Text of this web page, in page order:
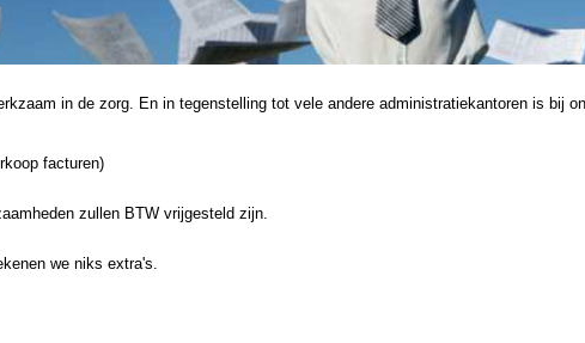
in de zorg. En in tegenstelling tot vele andere administratiekantoren is bij
facturen)
zullen BTW vrijgesteld zijn.
we niks extra's.